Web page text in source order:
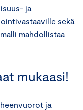
ja
sekä
mahdollistaa
mukaasi!
ja